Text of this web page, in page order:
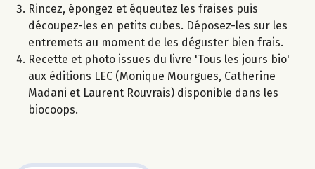
Rincez, épongez et équeutez les fraises puis
découpez-les en petits cubes. Déposez-les sur les
entremets au moment de les déguster bien frais.
Recette et photo issues du livre 'Tous les jours bio'
aux éditions LEC (Monique Mourgues, Catherine
Madani et Laurent Rouvrais) disponible dans les
biocoops.